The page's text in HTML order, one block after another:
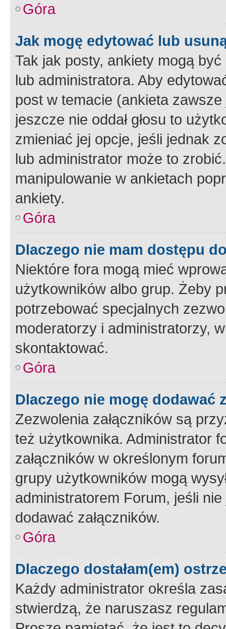
Góra
Jak mogę edytować lub
Tak jak posty, ankiety mogą
lub administratora. Aby
post w temacie (ankieta
jeszcze nie oddał głosu to
zmieniać jej opcje, jeśli jednak
lub administrator może to
manipulowanie w ankietach
ankiety.
Góra
Dlaczego nie mam dostępu
Niektóre fora mogą mieć
użytkowników albo grup. Żeby
potrzebować specjalnych
moderatorzy i administratorzy,
skontaktować.
Góra
Dlaczego nie mogę dodawać
Zezwolenia załączników są
też użytkownika. Administrator
załączników w określonym
grupy użytkowników mogą
administratorem Forum, jeśli
dodawać załączników.
Góra
Dlaczego dostałam(em)
Każdy administrator określa
stwierdzą, że naruszasz